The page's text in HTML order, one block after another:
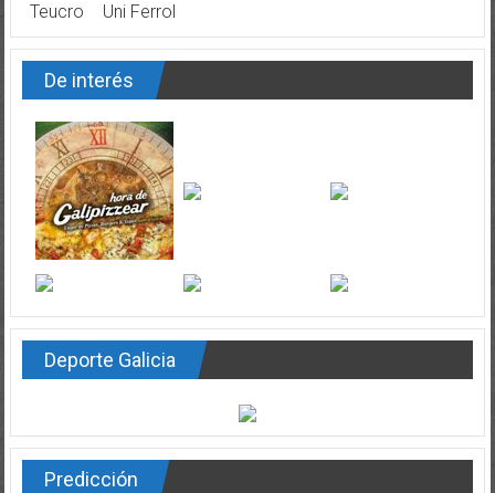
Teucro
Uni Ferrol
De interés
Deporte Galicia
Predicción